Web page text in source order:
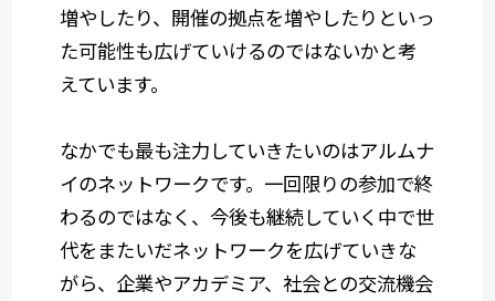
増やしたり、開催の拠点を増やしたりといっ
た可能性も広げていけるのではないかと考
えています。
なかでも最も注力していきたいのはアルムナ
イのネットワークです。一回限りの参加で終
わるのではなく、今後も継続していく中で世
代をまたいだネットワークを広げていきな
がら、企業やアカデミア、社会との交流機会